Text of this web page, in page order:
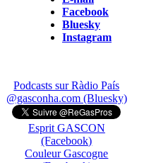
Facebook
Bluesky
Instagram
Podcasts sur Ràdio País
@gasconha.com (Bluesky)
Esprit GASCON
(Facebook)
Couleur Gascogne